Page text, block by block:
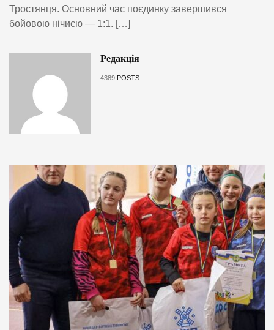
Тростянця. Основний час поєдинку завершився
бойовою нічиєю — 1:1. […]
Редакція
4389 POSTS